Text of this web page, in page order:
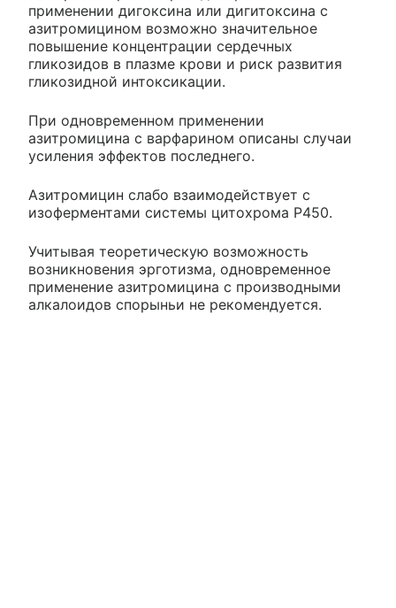
применении дигоксина или дигитоксина с
азитромицином возможно значительное
повышение концентрации сердечных
гликозидов в плазме крови и риск развития
гликозидной интоксикации.
При одновременном применении
азитромицина с варфарином описаны случаи
усиления эффектов последнего.
Азитромицин слабо взаимодействует с
изоферментами системы цитохрома Р450.
Учитывая теоретическую возможность
возникновения эрготизма, одновременное
применение азитромицина с производными
алкалоидов спорыньи не рекомендуется.